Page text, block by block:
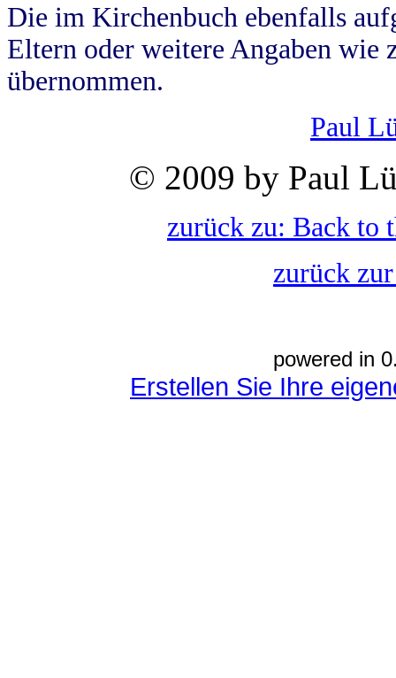
Die im Kirchenbuch ebenfalls
Eltern oder weitere Angaben wie
übernommen.
Paul
© 2009 by Paul
zurück zu: Back to
zurück
powered in
Erstellen Sie Ihre